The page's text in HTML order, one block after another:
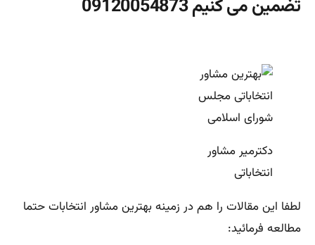
تضمین می کنیم 09120054873
دکترمیر مشاور
انتخاباتی
لطفا این مقالات را هم در زمینه بهترین مشاور انتخابات حتما
مطالعه فرمائید: